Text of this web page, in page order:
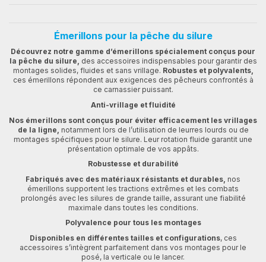
Émerillons pour la pêche du silure
Découvrez notre gamme d’émerillons spécialement conçus pour
la pêche du silure, des accessoires indispensables pour garantir des
montages solides, fluides et sans vrillage. Robustes et polyvalents,
ces émerillons répondent aux exigences des pêcheurs confrontés à
ce carnassier puissant.
Anti-vrillage et fluidité
Nos émerillons sont conçus pour éviter efficacement les vrillages
de la ligne, notamment lors de l’utilisation de leurres lourds ou de
montages spécifiques pour le silure. Leur rotation fluide garantit une
présentation optimale de vos appâts.
Robustesse et durabilité
Fabriqués avec des matériaux résistants et durables, nos
émerillons supportent les tractions extrêmes et les combats
prolongés avec les silures de grande taille, assurant une fiabilité
maximale dans toutes les conditions.
Polyvalence pour tous les montages
Disponibles en différentes tailles et configurations, ces
accessoires s’intègrent parfaitement dans vos montages pour le
posé, la verticale ou le lancer.